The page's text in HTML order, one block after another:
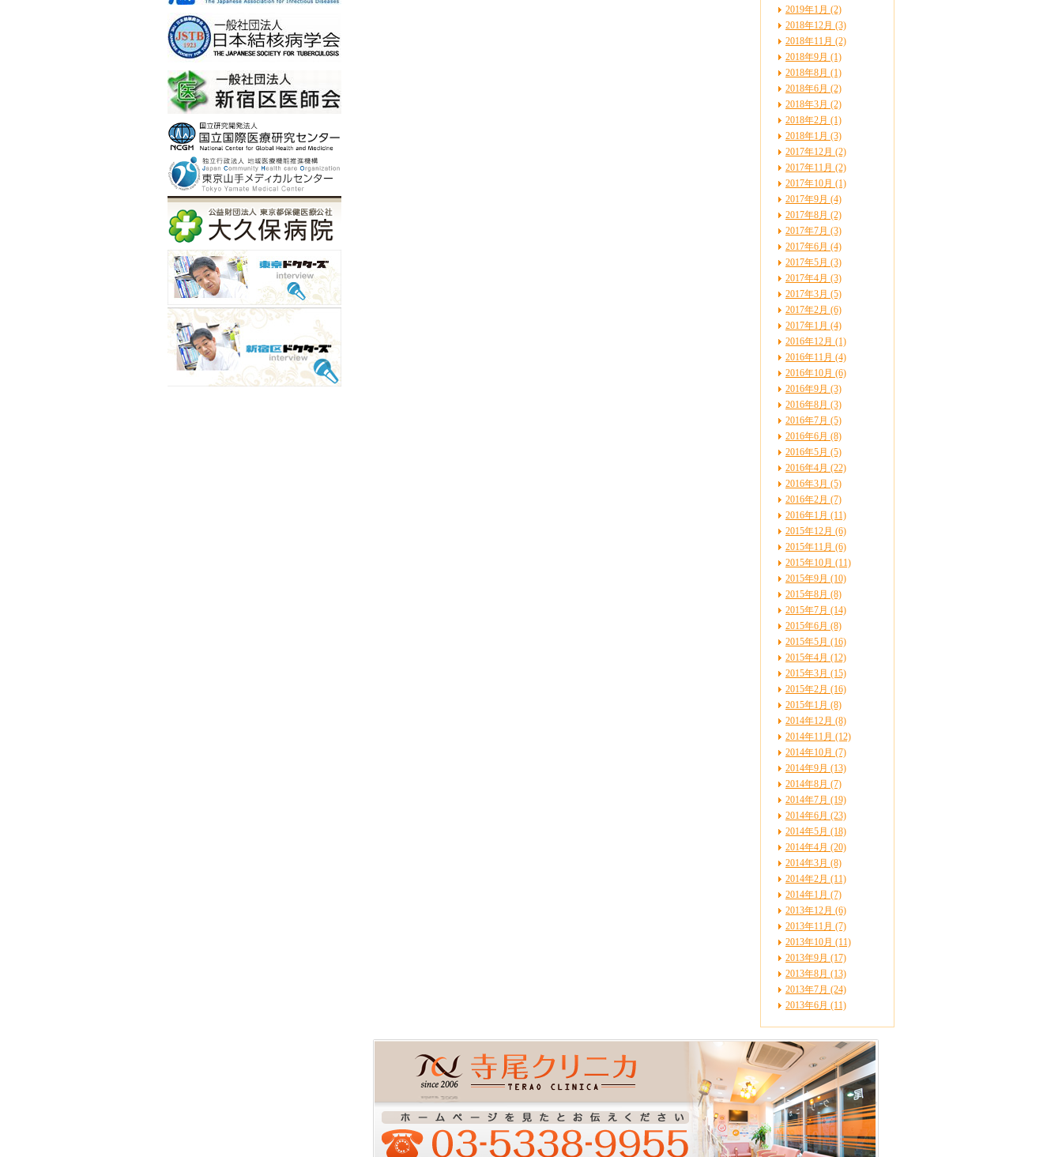
2019年1月 (2)
2018年12月 (3)
2018年11月 (2)
2018年9月 (1)
2018年8月 (1)
2018年6月 (2)
2018年3月 (2)
2018年2月 (1)
2018年1月 (3)
2017年12月 (2)
2017年11月 (2)
2017年10月 (1)
2017年9月 (4)
2017年8月 (2)
2017年7月 (3)
2017年6月 (4)
2017年5月 (3)
2017年4月 (3)
2017年3月 (5)
2017年2月 (6)
2017年1月 (4)
2016年12月 (1)
2016年11月 (4)
2016年10月 (6)
2016年9月 (3)
2016年8月 (3)
2016年7月 (5)
2016年6月 (8)
2016年5月 (5)
2016年4月 (22)
2016年3月 (5)
2016年2月 (7)
2016年1月 (11)
2015年12月 (6)
2015年11月 (6)
2015年10月 (11)
2015年9月 (10)
2015年8月 (8)
2015年7月 (14)
2015年6月 (8)
2015年5月 (16)
2015年4月 (12)
2015年3月 (15)
2015年2月 (16)
2015年1月 (8)
2014年12月 (8)
2014年11月 (12)
2014年10月 (7)
2014年9月 (13)
2014年8月 (7)
2014年7月 (19)
2014年6月 (23)
2014年5月 (18)
2014年4月 (20)
2014年3月 (8)
2014年2月 (11)
2014年1月 (7)
2013年12月 (6)
2013年11月 (7)
2013年10月 (11)
2013年9月 (17)
2013年8月 (13)
2013年7月 (24)
2013年6月 (11)